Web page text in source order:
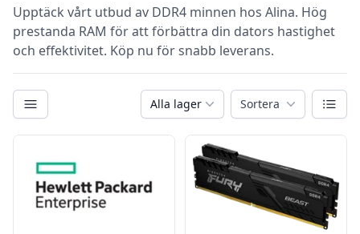
Upptäck vårt utbud av DDR4 minnen hos Alina. Hög
prestanda RAM för att förbättra din dators hastighet
och effektivitet. Köp nu för snabb leverans.
Kategorier Alla lager Sortera Växla
Filter
Produkter